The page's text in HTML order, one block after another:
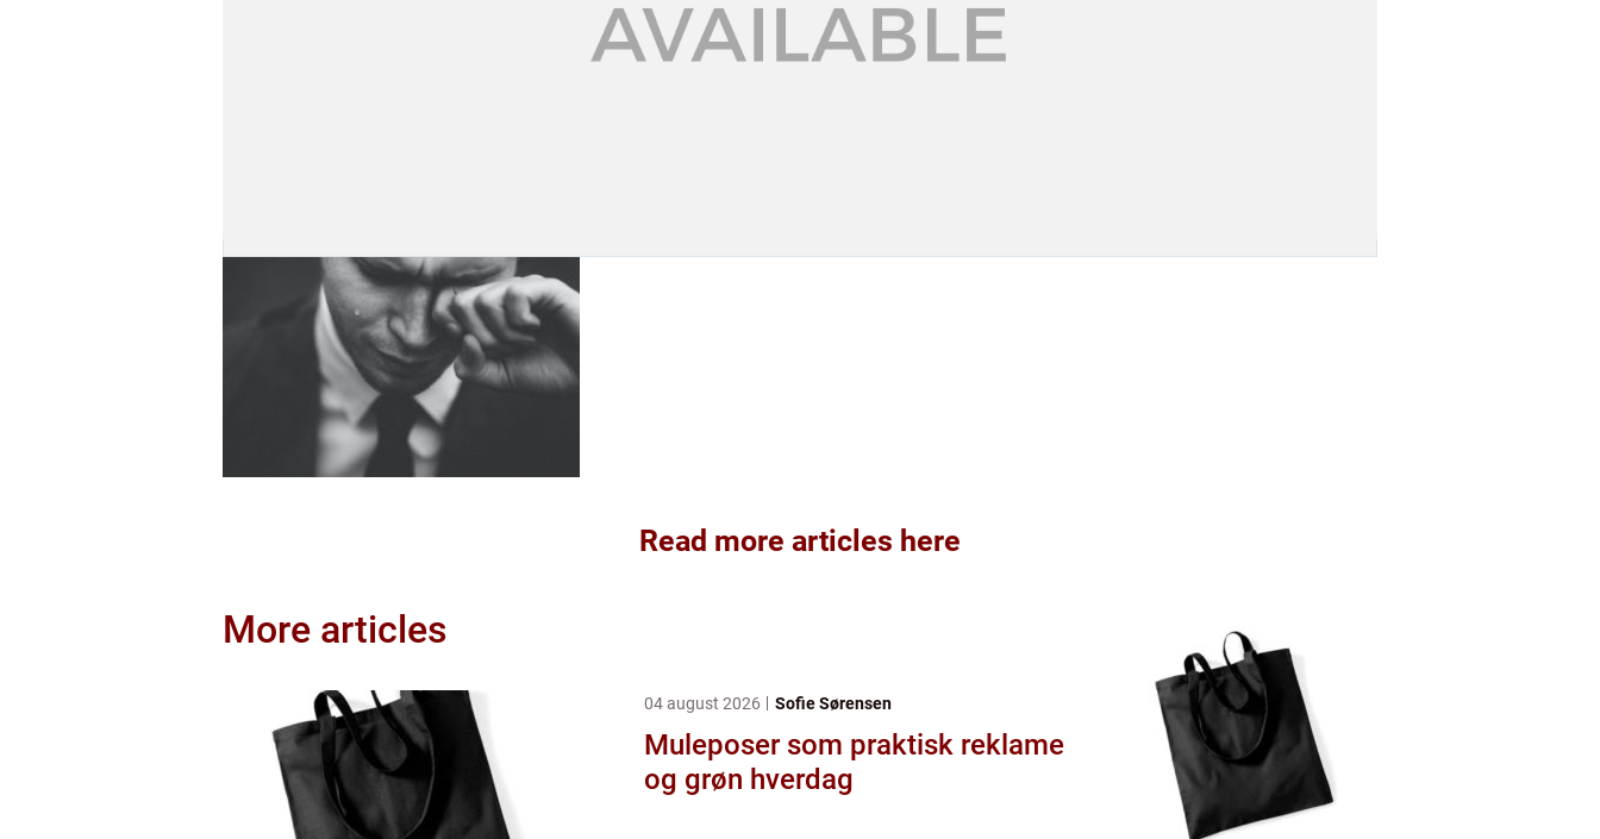
Read more articles here
More articles
04 august 2026 Sofie Sørensen
Muleposer som praktisk reklame
og grøn hverdag